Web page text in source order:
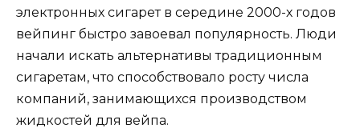
электронных сигарет в середине 2000-х годов
вейпинг быстро завоевал популярность. Люди
начали искать альтернативы традиционным
сигаретам, что способствовало росту числа
компаний, занимающихся производством
жидкостей для вейпа.